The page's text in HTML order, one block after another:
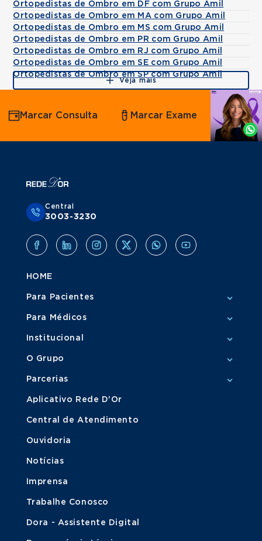
Ortopedistas de Ombro em DF com Grupo Amil
Ortopedistas de Ombro em MA com Grupo Amil
Ortopedistas de Ombro em MS com Grupo Amil
Ortopedistas de Ombro em PR com Grupo Amil
Ortopedistas de Ombro em RJ com Grupo Amil
Ortopedistas de Ombro em SE com Grupo Amil
Ortopedistas de Ombro em SP com Grupo Amil
Veja mais
Agende
por
Whatsapp
Marcar Consulta Marcar Exame
Central
3003-3230
HOME
Para Pacientes
Para Médicos
Institucional
O Grupo
Parcerias
Aplicativo Rede D'Or
Central de Atendimento
Ouvidoria
Notícias
Imprensa
Trabalhe Conosco
Dora - Assistente Digital